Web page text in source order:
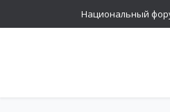
Национальный